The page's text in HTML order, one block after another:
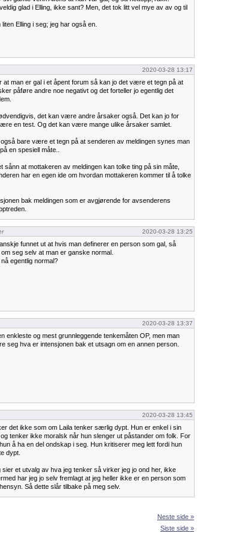
glad i Elling, ikke sant? Men, det tok litt vel mye av av og til
Elling i seg; jeg har også en.
2020-03-28 13:17
at man er gal i et åpent forum så kan jo det være et tegn på at
påføre andre noe negativt og det forteller jo egentlig det
det kan være andre årsaker også. Det kan jo for
en test. Og det kan være mange ulike årsaker samlet.
bare være et tegn på at senderen av meldingen synes man
en spesiell måte..
sånn at mottakeren av meldingen kan tolke ting på sin måte,
har en egen ide om hvordan mottakeren kommer til å tolke
bak meldingen som er avgjørende for avsenderens
2020-03-28 13:25
funnet ut at hvis man definerer en person som gal, så
seg selv at man er ganske normal.
egentlig normal?
2020-03-28 13:37
enkleste og mest grunnleggende tenkemåten OP, men man
seg hva er intensjonen bak et utsagn om en annen person.
2020-03-28 13:45
det ikke som om Laila tenker særlig dypt. Hun er enkel i sin
tenker ikke moralsk når hun slenger ut påstander om folk. For
å ha en del ondskap i seg. Hun kritiserer meg lett fordi hun
dypt.
sier et utvalg av hva jeg tenker så virker jeg jo ond her, ikke
har jeg jo selv fremlagt at jeg heller ikke er en person som
Så dette slår tilbake på meg selv.
Neste side »
Siste side »